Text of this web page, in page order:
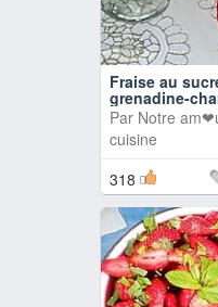
Fraise au
grenadine-
Par Notre
cuisine
318